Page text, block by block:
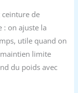
ceinture de
: on ajuste la
utile quand on
limite
du poids avec